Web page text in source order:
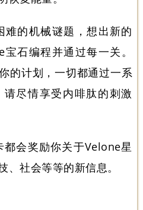
难的机械谜题，想出新的
石编程并通过每一关。
的计划，一切都通过一系
尽情享受内啡肽的刺激
会奖励你关于Velone星
社会等等的新信息。